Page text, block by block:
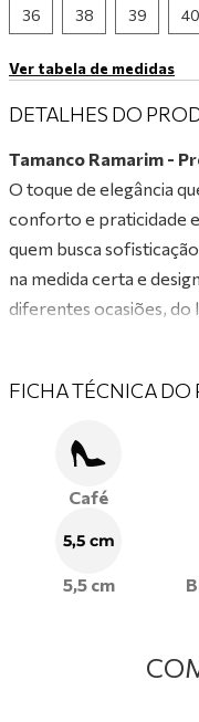
36 38 39 40
Ver tabela de medidas
DETALHES DO
Tamanco
O toque de elegância
conforto e praticidade
quem busca
na medida certa e
diferentes ocasiões, do
Produzido com
qualquer momento.
FICHA TÉCNICA DO
Café
5,5 cm
5,5 cm
9º
tênis branco
10º tênis preto